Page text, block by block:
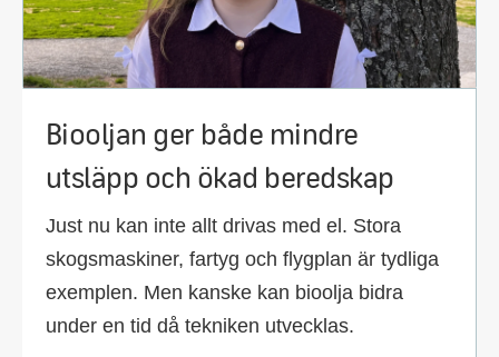
Biooljan ger både mindre
utsläpp och ökad beredskap
Just nu kan inte allt drivas med el. Stora
skogsmaskiner, fartyg och flygplan är tydliga
exemplen. Men kanske kan bioolja bidra
under en tid då tekniken utvecklas.